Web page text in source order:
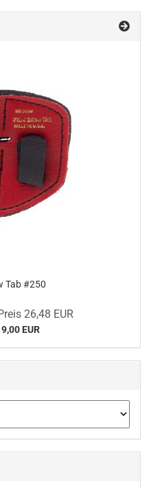
Tab #250
26,48 EUR
EUR